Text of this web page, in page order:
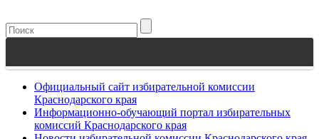
Официальный сайт избирательной комиссии
Краснодарского края
Информационно-обучающий портал избирательных
комиссий Краснодарского края